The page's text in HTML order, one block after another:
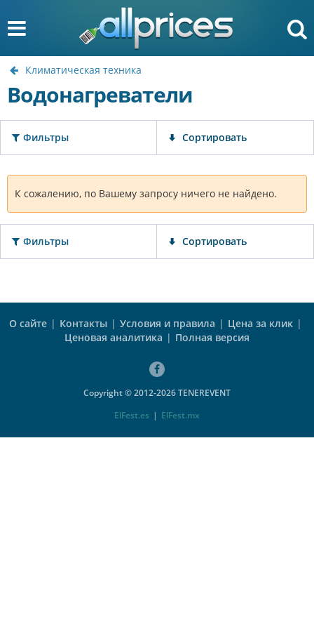
Климатическая техника
Водонагреватели
Фильтры Сортировать
К сожалению, по Вашему запросу ничего не найдено.
Фильтры Сортировать
О сайте | Контакты | Условия и правила | Цена за клик |
Ценовая аналитика | Полная версия
Copyright © 2012-2026 TENEREVENT
ElFest.es | ElFest.mx